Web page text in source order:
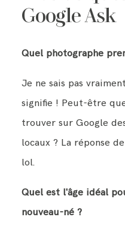
Google Ask
Quel photographe
Je ne sais pas
signifie ! Peut-être
trouver sur Google
locaux ? La réponse
lol.
Quel est l'âge idéal
nouveau-né ?